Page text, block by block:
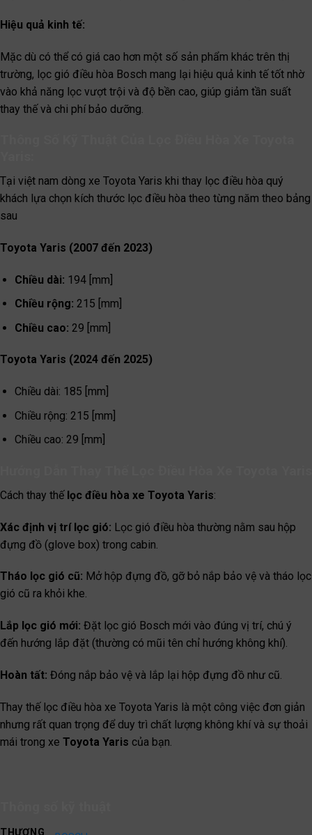
Hiệu quả kinh tế:
Mặc dù có thể có giá cao hơn một số sản phẩm khác trên thị
trường, lọc gió điều hòa Bosch mang lại hiệu quả kinh tế tốt nhờ
vào khả năng lọc vượt trội và độ bền cao, giúp giảm tần suất
thay thế và chi phí bảo dưỡng.
Tại việt nam dòng xe Toyota Yaris khi thay lọc điều hòa quý
khách lựa chọn kích thước lọc điều hòa theo từng năm theo bảng
sau
Toyota Yaris (2007 đến 2023)
Chiều dài: 194 [mm]
Chiều rộng: 215 [mm]
Chiều cao: 29 [mm]
Toyota Yaris (2024 đến 2025)
Chiều dài: 185 [mm]
Chiều rộng: 215 [mm]
Chiều cao: 29 [mm]
Cách thay thế lọc điều hòa xe Toyota Yaris:
Xác định vị trí lọc gió: Lọc gió điều hòa thường nằm sau hộp
đựng đồ (glove box) trong cabin.
Tháo lọc gió cũ: Mở hộp đựng đồ, gỡ bỏ nắp bảo vệ và tháo lọc
gió cũ ra khỏi khe.
Lắp lọc gió mới: Đặt lọc gió Bosch mới vào đúng vị trí, chú ý
đến hướng lắp đặt (thường có mũi tên chỉ hướng không khí).
Hoàn tất: Đóng nắp bảo vệ và lắp lại hộp đựng đồ như cũ.
Thay thế lọc điều hòa xe Toyota Yaris là một công việc đơn giản
nhưng rất quan trọng để duy trì chất lượng không khí và sự thoải
mái trong xe Toyota Yaris của bạn.